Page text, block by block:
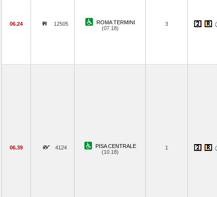
06.24 12505
ROMA TERMINI
(07.18)
3
06.39 4124
PISA CENTRALE
(10.18)
1